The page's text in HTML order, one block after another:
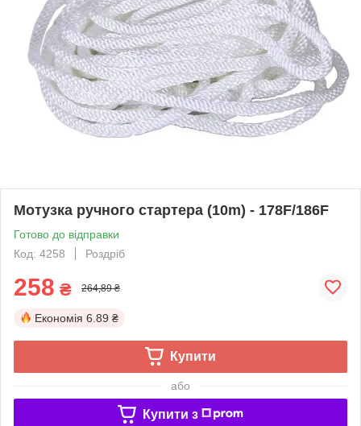
Мотузка ручного стартера (10m) - 178F/186F
Готово до відправки
Код: 4258
Роздріб
258 ₴ 264,89 ₴
Економія 6.89 ₴
Купити
або
Купити з